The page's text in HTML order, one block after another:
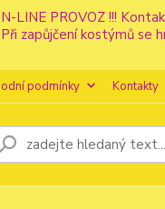
LINE PROVOZ !!!
zapůjčení kostýmů se
podmínky Kontakty